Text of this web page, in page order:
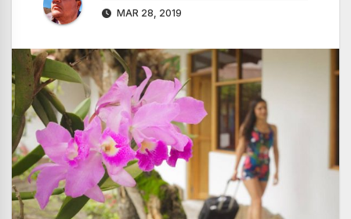
MAR 28, 2019